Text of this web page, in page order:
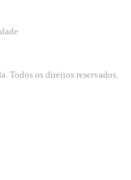
Todos os direitos reservados.